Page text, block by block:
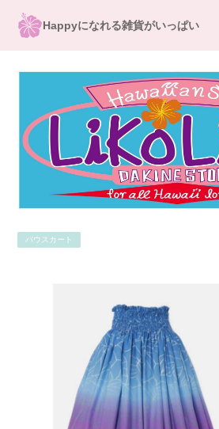
Happyになれる雑貨がいっぱい
パウスカート